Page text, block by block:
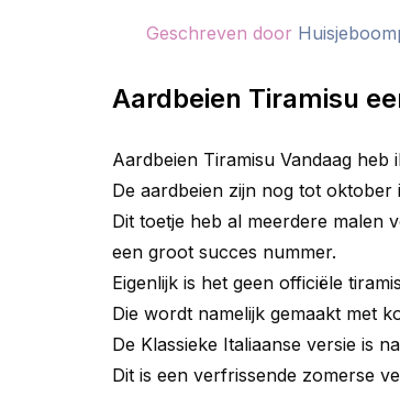
Geschreven door
Aardbeien Tiramisu
Aardbeien Tiramisu Vandaag
De aardbeien zijn nog tot
Dit toetje heb al meerdere malen
een groot succes nummer.
Eigenlijk is het geen officiële
Die wordt namelijk gemaakt met
De Klassieke Italiaanse versie is
Dit is een verfrissende zomerse